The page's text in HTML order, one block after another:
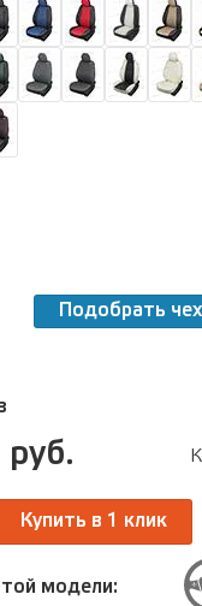
Подобрать
Купить в 1 клик
модели: